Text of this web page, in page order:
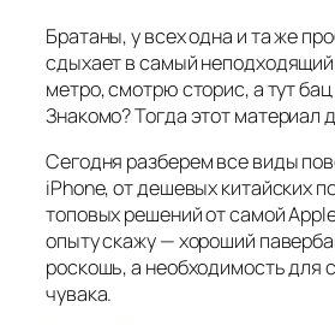
Братаны, у всех одна и та же
сдыхает в самый
метро, смотрю сторис, а тут
Знакомо? Тогда этот материал
Сегодня разберем все виды
iPhone, от дешевых китайских
топовых решений от самой
опыту скажу — хороший
роскошь, а необходимость для
чувака.